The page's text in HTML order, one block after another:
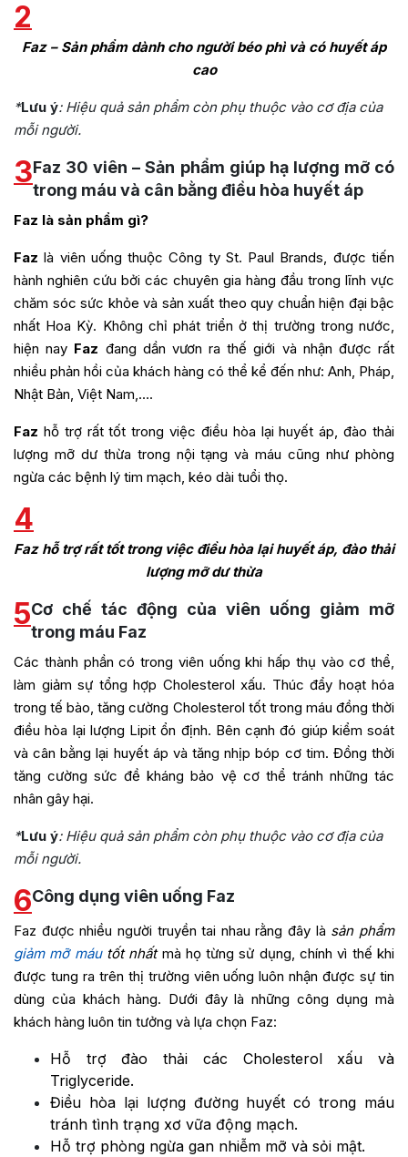
2
Faz – Sản phẩm dành cho người béo phì và có huyết áp
cao
*Lưu ý: Hiệu quả sản phẩm còn phụ thuộc vào cơ địa của
mỗi người.
3Faz 30 viên – Sản phẩm giúp hạ lượng mỡ có
trong máu và cân bằng điều hòa huyết áp
Faz là sản phẩm gì?
Faz là viên uống thuộc Công ty St. Paul Brands, được tiến
hành nghiên cứu bởi các chuyên gia hàng đầu trong lĩnh vực
chăm sóc sức khỏe và sản xuất theo quy chuẩn hiện đại bậc
nhất Hoa Kỳ. Không chỉ phát triển ở thị trường trong nước,
hiện nay Faz đang dần vươn ra thế giới và nhận được rất
nhiều phản hồi của khách hàng có thể kể đến như: Anh, Pháp,
Nhật Bản, Việt Nam,….
Faz hỗ trợ rất tốt trong việc điều hòa lại huyết áp, đào thải
lượng mỡ dư thừa trong nội tạng và máu cũng như phòng
ngừa các bệnh lý tim mạch, kéo dài tuổi thọ.
4
Faz hỗ trợ rất tốt trong việc điều hòa lại huyết áp, đào thải
lượng mỡ dư thừa
5Cơ chế tác động của viên uống giảm mỡ
trong máu Faz
Các thành phần có trong viên uống khi hấp thụ vào cơ thể,
làm giảm sự tổng hợp Cholesterol xấu. Thúc đẩy hoạt hóa
trong tế bào, tăng cường Cholesterol tốt trong máu đồng thời
điều hòa lại lượng Lipit ổn định. Bên cạnh đó giúp kiểm soát
và cân bằng lại huyết áp và tăng nhịp bóp cơ tim. Đồng thời
tăng cường sức đề kháng bảo vệ cơ thể tránh những tác
nhân gây hại.
*Lưu ý: Hiệu quả sản phẩm còn phụ thuộc vào cơ địa của
mỗi người.
6Công dụng viên uống Faz
Faz được nhiều người truyền tai nhau rằng đây là sản phẩm
giảm mỡ máutốt nhấtmà họ từng sử dụng, chính vì thế khi
được tung ra trên thị trường viên uống luôn nhận được sự tin
dùng của khách hàng. Dưới đây là những công dụng mà
khách hàng luôn tin tưởng và lựa chọn Faz:
Hỗ trợ đào thải các Cholesterol xấu và
Triglyceride.
Điều hòa lại lượng đường huyết có trong máu
tránh tình trạng xơ vữa động mạch.
Hỗ trợ phòng ngừa gan nhiễm mỡ và sỏi mật.